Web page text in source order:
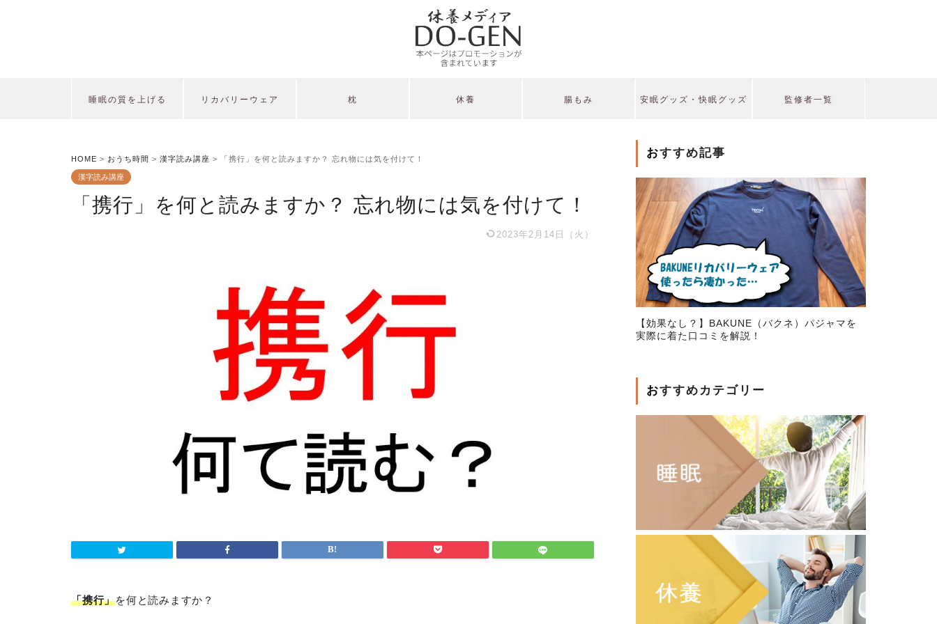
睡眠の質を上げる リカバリーウェア 枕 休養 腸もみ 安眠グッズ・快眠グッズ 監修者一覧
HOME > おうち時間 > 漢字読み講座 > 「携行」を何と読みますか？ 忘れ物には気を付けて！
漢字読み講座
「携行」を何と読みますか？ 忘れ物には気を付けて！
2023年2月14日（火）
「携行」を何と読みますか？
おすすめ記事
【効果なし？】BAKUNE（バクネ）パジャマを
実際に着た口コミを解説！
おすすめカテゴリー